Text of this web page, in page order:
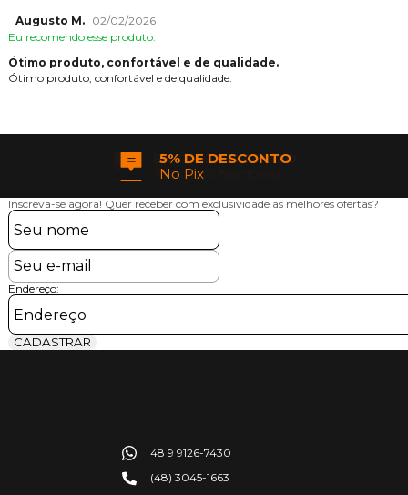
Augusto M.
02/02/2026
Eu recomendo esse produto.
Ótimo produto, confortável e de qualidade.
Ótimo produto, confortável e de qualidade.
ENTREGA EM TODO
Território Nacional
Inscreva-se agora! Quer receber com exclusividade as melhores ofertas?
Endereço:
CADASTRAR
48 9 9126-7430
(48) 3045-1663